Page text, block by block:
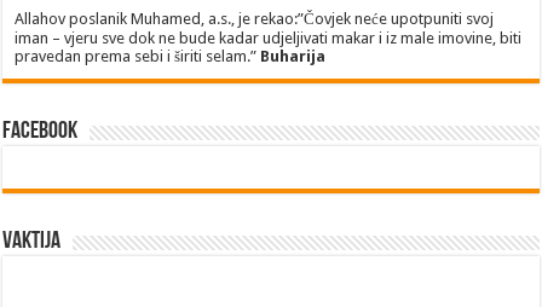
Allahov poslanik Muhamed, a.s., je rekao:”Čovjek neće upotpuniti svoj
iman – vjeru sve dok ne bude kadar udjeljivati makar i iz male imovine, biti
pravedan prema sebi i širiti selam.” Buharija
Facebook
Vaktija